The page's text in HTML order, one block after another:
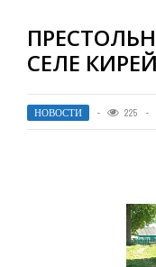
СЕЛЕ
НОВОСТИ 225